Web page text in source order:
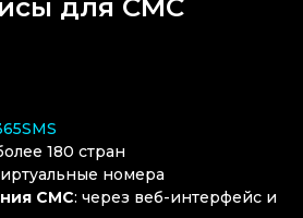
для СМС
180 стран
номера
СМС: через веб-интерфейс и